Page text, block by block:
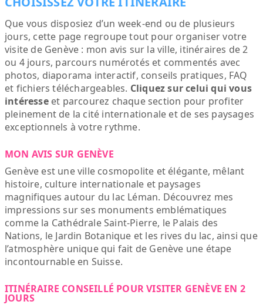
Que vous disposiez d’un week-end ou de plusieurs
jours, cette page regroupe tout pour organiser votre
visite de Genève : mon avis sur la ville, itinéraires de 2
ou 4 jours, parcours numérotés et commentés avec
photos, diaporama interactif, conseils pratiques, FAQ
et fichiers téléchargeables. Cliquez sur celui qui vous
intéresseet parcourez chaque section pour profiter
pleinement de la cité internationale et de ses paysages
exceptionnels à votre rythme.
MON AVIS SUR GENÈVE
Genève est une ville cosmopolite et élégante, mêlant
histoire, culture internationale et paysages
magnifiques autour du lac Léman. Découvrez mes
impressions sur ses monuments emblématiques
comme la Cathédrale Saint-Pierre, le Palais des
Nations, le Jardin Botanique et les rives du lac, ainsi que
l’atmosphère unique qui fait de Genève une étape
incontournable en Suisse.
ITINÉRAIRE CONSEILLÉ POUR VISITER GENÈVE EN 2
JOURS